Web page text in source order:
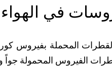
في الهواء
القطرات المحملة بفيروس
الفيروس المحمولة جواً